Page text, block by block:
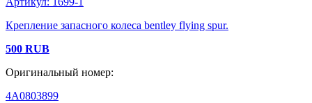
Крепление запасного колеса bentley flying spur.
500 RUB
Оригинальный номер:
4A0803899